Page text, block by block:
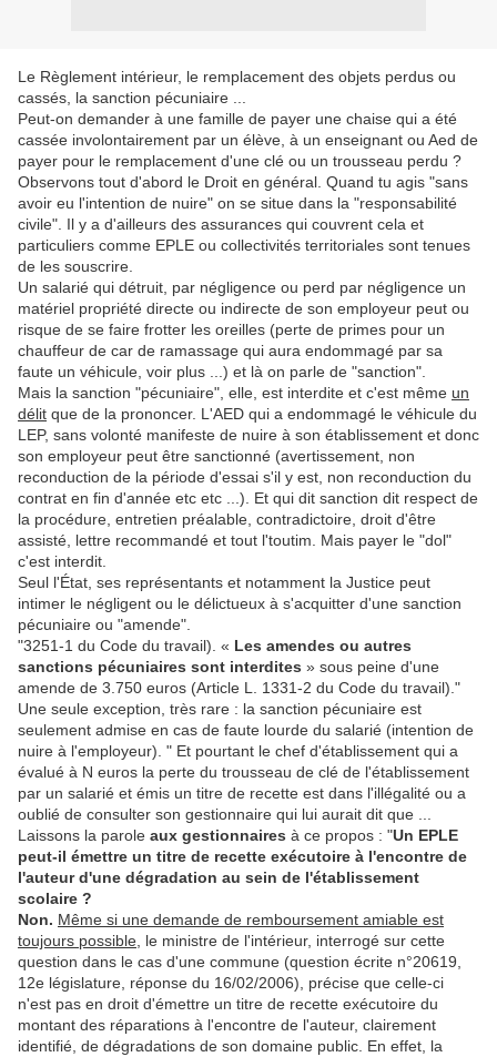
Le Règlement intérieur, le remplacement des objets perdus ou
cassés, la sanction pécuniaire ...
Peut-on demander à une famille de payer une chaise qui a été
cassée involontairement par un élève, à un enseignant ou Aed de
payer pour le remplacement d'une clé ou un trousseau perdu ?
Observons tout d'abord le Droit en général. Quand tu agis "sans
avoir eu l'intention de nuire" on se situe dans la "responsabilité
civile". Il y a d'ailleurs des assurances qui couvrent cela et
particuliers comme EPLE ou collectivités territoriales sont tenues
de les souscrire.
Un salarié qui détruit, par négligence ou perd par négligence un
matériel propriété directe ou indirecte de son employeur peut ou
risque de se faire frotter les oreilles (perte de primes pour un
chauffeur de car de ramassage qui aura endommagé par sa
faute un véhicule, voir plus ...) et là on parle de "sanction".
Mais la sanction "pécuniaire", elle, est interdite et c'est même un
délit que de la prononcer. L'AED qui a endommagé le véhicule du
LEP, sans volonté manifeste de nuire à son établissement et donc
son employeur peut être sanctionné (avertissement, non
reconduction de la période d'essai s'il y est, non reconduction du
contrat en fin d'année etc etc ...). Et qui dit sanction dit respect de
la procédure, entretien préalable, contradictoire, droit d'être
assisté, lettre recommandé et tout l'toutim. Mais payer le "dol"
c'est interdit.
Seul l'État, ses représentants et notamment la Justice peut
intimer le négligent ou le délictueux à s'acquitter d'une sanction
pécuniaire ou "amende".
"3251-1 du Code du travail). « Les amendes ou autres
sanctions pécuniaires sont interdites » sous peine d'une
amende de 3.750 euros (Article L. 1331-2 du Code du travail)."
Une seule exception, très rare : la sanction pécuniaire est
seulement admise en cas de faute lourde du salarié (intention de
nuire à l'employeur). " Et pourtant le chef d'établissement qui a
évalué à N euros la perte du trousseau de clé de l'établissement
par un salarié et émis un titre de recette est dans l'illégalité ou a
oublié de consulter son gestionnaire qui lui aurait dit que ...
L aissons la parole aux gestionnaires à ce propos : "Un EPLE
peut-il émettre un titre de recette exécutoire à l'encontre de
l'auteur d'une dégradation au sein de l'établissement
scolaire ?
Non. Même si une demande de remboursement amiable est
toujours possible , le ministre de l'intérieur, interrogé sur cette
question dans le cas d'une commune (question écrite n°20619,
12e législature, réponse du 16/02/2006), précise que celle-ci
n'est pas en droit d'émettre un titre de recette exécutoire du
montant des réparations à l'encontre de l'auteur, clairement
identifié, de dégradations de son domaine public. En effet, la